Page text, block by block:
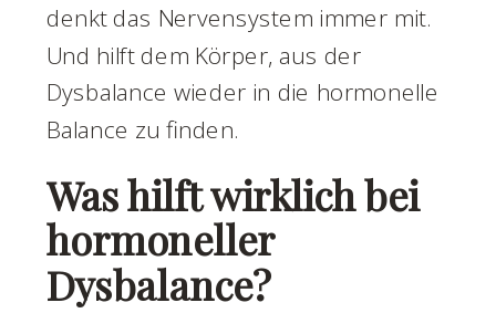
denkt das Nervensystem immer mit.
Und hilft dem Körper, aus der
Dysbalance wieder in die hormonelle
Balance zu finden.
Was hilft wirklich bei
hormoneller
Dysbalance?